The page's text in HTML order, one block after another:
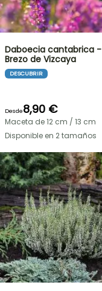
Daboecia cantabrica -
Brezo de Vizcaya
DESCUBRIR
Desde8,90 €
Maceta de 12 cm / 13 cm
Disponible en 2 tamaños